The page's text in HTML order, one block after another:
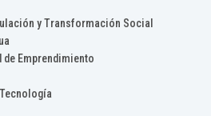
y Transformación Social
de Emprendimiento